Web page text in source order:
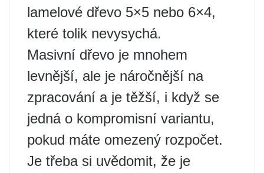
lamelové dřevo 5×5 nebo 6×4,
které tolik nevysychá.
Masivní dřevo je mnohem
levnější, ale je náročnější na
zpracování a je těžší, i když se
jedná o kompromisní variantu,
pokud máte omezený rozpočet.
Je třeba si uvědomit, že je